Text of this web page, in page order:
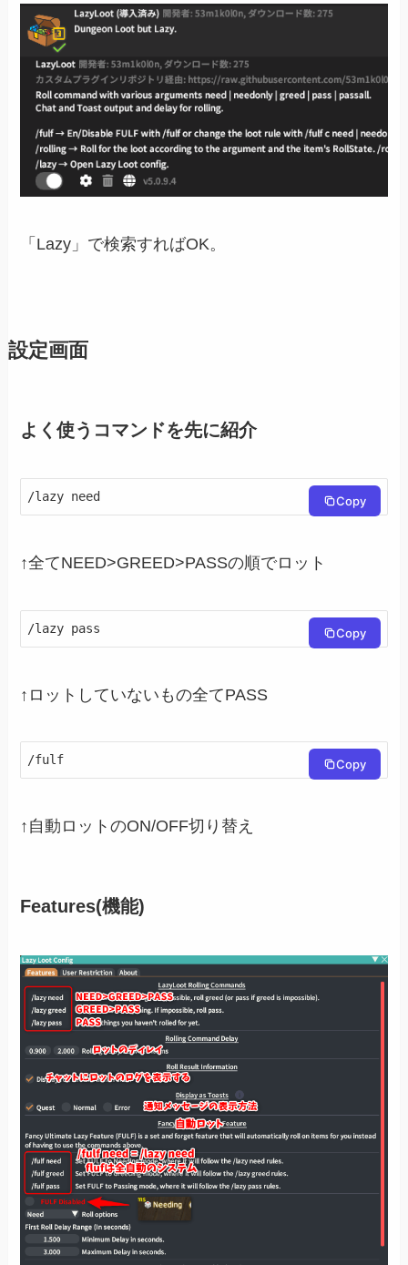
「Lazy」で検索すればOK。
設定画面
よく使うコマンドを先に紹介
/lazy need Copy
↑全てNEED>GREED>PASSの順でロット
/lazy pass Copy
↑ロットしていないもの全てPASS
/fulf Copy
↑自動ロットのON/OFF切り替え
Features(機能)